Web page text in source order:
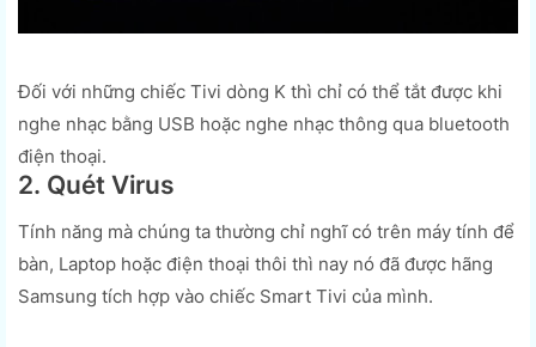
Đối với những chiếc Tivi dòng K thì chỉ có thể tắt được khi
nghe nhạc bằng USB hoặc nghe nhạc thông qua bluetooth
điện thoại.
2. Quét Virus
Tính năng mà chúng ta thường chỉ nghĩ có trên máy tính để
bàn, Laptop hoặc điện thoại thôi thì nay nó đã được hãng
Samsung tích hợp vào chiếc Smart Tivi của mình.